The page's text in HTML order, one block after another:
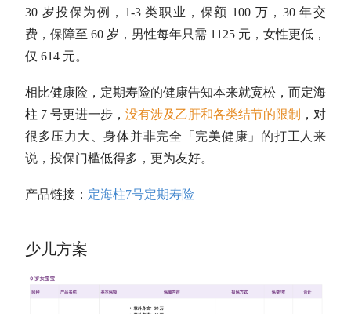
30 岁投保为例，1-3 类职业，保额 100 万，30 年交
费，保障至 60 岁，男性每年只需 1125 元，女性更低，
仅 614 元。
相比健康险，定期寿险的健康告知本来就宽松，而定海
柱 7 号更进一步， 没有涉及乙肝和各类结节的限制
，对
很多压力大、身体并非完全「完美健康」的打工人来
说，投保门槛低得多，更为友好。
产品链接： 定海柱7号定期寿险
少儿方案